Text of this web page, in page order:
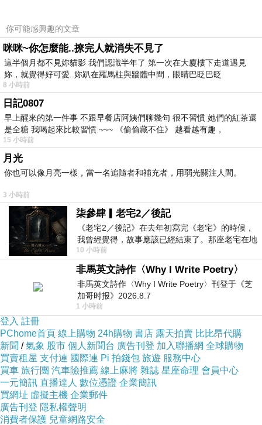
上一篇：逃出鯨吞
下一篇：
你可能感興趣的文章
咪咪~你怎麼能..撩完人就消失不見了
這半個月都不見妳貓影 我們認識半年了 第一次在大廈樓下走道遇見
妳，就覺得好可愛..妳趴在羅馬柱與牆體中間，眼睛巴眨巴眨
8 小時前
日記0807
早上醒來的第一件事 不跟早餐店阿姨們聊幾句 很不習慣 她們的紅茶還
是全糖 我喝起來比較習慣 ~~~ 《偷偷藏不住》 越看越有趣，
15 小時前
月光
你也可以像月亮一樣，當一名追隨者和補充者，用弱光關注人間。
3 小時前
柒參肆▎老宅2／後記
《老宅2／後記》在去年初寫完《老宅》的時候，
我曾經覺得，故事應該已經結束了。那座老宅在地
震中倒塌，七個人終於離開那片黑暗，
10 小時前
非馬英文詩作〈Why I Write Poetry〉
非馬英文詩作〈Why I Write Poetry〉刊登于《芝
加哥时报》2026.8.7
1 小時前
登入 註冊
PChome首頁 線上購物 24h購物 書店 露天拍賣 比比昂代購
新聞 /氣象 股市 個人新聞台 廣告刊登 加入聯播網 全球購物
買賣租屋 支付連 國際連 Pi 拍錢包 旅遊 服務中心
買車 旅行團 汽車險推薦 線上麻將 雜誌 星座命理 會員中心
一元簡訊 直播達人 數位憑證 企業簡訊
買網址 虛擬主機 企業郵件
廣告刊登 隱私權聲明
消費者保護 兒童網路安全